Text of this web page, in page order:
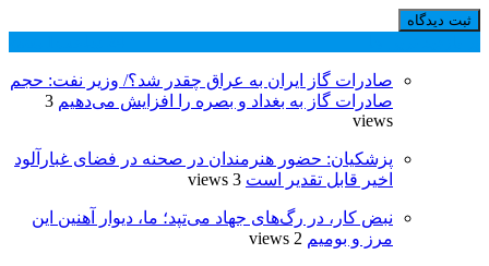
صادرات گاز ایران به عراق چقدر شد؟/ وزیر نفت: حجم
صادرات گاز به بغداد و بصره را افزایش می‌دهیم 3
views
پزشکیان: حضور هنرمندان در صحنه در فضای غبارآلود
اخیر قابل تقدیر است 3 views
نبض کار، در رگ‌های جهاد می‌تپد؛ ما، دیوار آهنین این
مرز و بومیم 2 views